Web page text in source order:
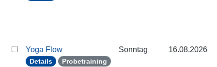
Yoga Flow
Details Probetraining
Sonntag 16.08.2026